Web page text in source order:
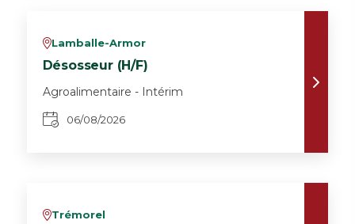
vLamballe-Armor
Désosseur (H/F)
Agroalimentaire - Intérim
06/08/2026
vTrémorel